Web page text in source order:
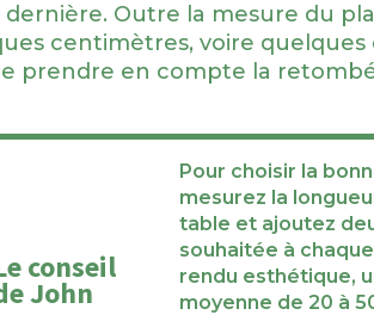
Outre la mesure du
centimètres, voire
prendre en compte la
conseil
John
Pour choisir la
mesurez la
table et ajoutez
souhaitée à
rendu esthétique,
moyenne de 20 à